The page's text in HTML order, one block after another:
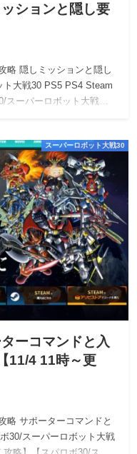
ションと隠し要
略 隠しミッションと隠し
ト大戦30 PS5 PS4 Steam
スーパーロボット大戦…
スーパーロボット大戦30
ーコマンドと入
11/4 11時～更
略 サポーターコマンドと
30/スーパーロボット大戦